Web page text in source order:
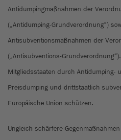
Antidumpingmaßnahmen der
(„Antidumping-Grundverordnung“)
Antisubventionsmaßnahmen der
(„Antisubventions-
Mitgliedsstaaten durch Antidumping-
Preisdumping und drittstaatlich
Europäische Union schützen.
Ungleich schärfere